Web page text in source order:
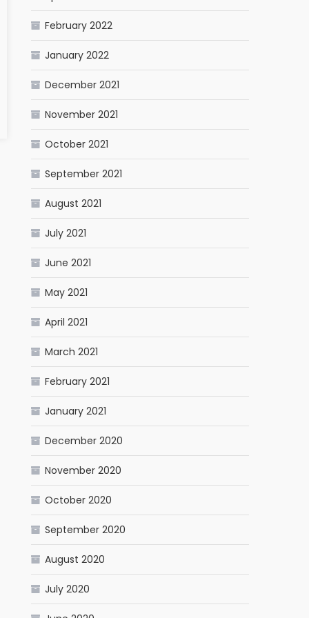
February 2022
January 2022
December 2021
November 2021
October 2021
September 2021
August 2021
July 2021
June 2021
May 2021
April 2021
March 2021
February 2021
January 2021
December 2020
November 2020
October 2020
September 2020
August 2020
July 2020